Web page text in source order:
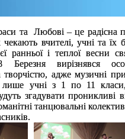
та Любові – це радісна
вчителі, учні та їх
і теплої весни
вирізнявся
творчістю, адже музичні
лише учні з 1 по 11
згадувати проникливі
танцювальні